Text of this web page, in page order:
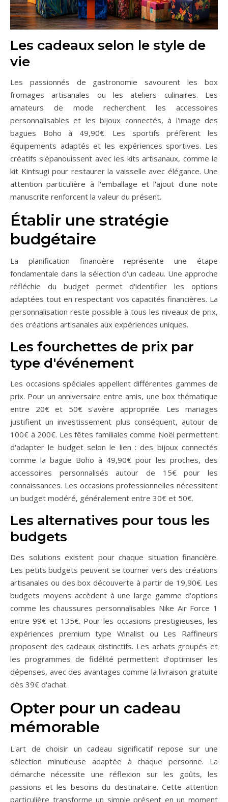
Les cadeaux selon le style de
vie
Les passionnés de gastronomie savourent les box
fromages artisanales ou les ateliers culinaires. Les
amateurs de mode recherchent les accessoires
personnalisables et les bijoux connectés, à l'image des
bagues Boho à 49,90€. Les sportifs préfèrent les
équipements adaptés et les expériences sportives. Les
créatifs s'épanouissent avec les kits artisanaux, comme le
kit Kintsugi pour restaurer la vaisselle avec élégance. Une
attention particulière à l'emballage et l'ajout d'une note
manuscrite renforcent la valeur du présent.
Établir une stratégie
budgétaire
La planification financière représente une étape
fondamentale dans la sélection d'un cadeau. Une approche
réfléchie du budget permet d'identifier les options
adaptées tout en respectant vos capacités financières. La
personnalisation reste possible à tous les niveaux de prix,
des créations artisanales aux expériences uniques.
Les fourchettes de prix par
type d'événement
Les occasions spéciales appellent différentes gammes de
prix. Pour un anniversaire entre amis, une box thématique
entre 20€ et 50€ s'avère appropriée. Les mariages
justifient un investissement plus conséquent, autour de
100€ à 200€. Les fêtes familiales comme Noël permettent
d'adapter le budget selon le lien : des bijoux connectés
comme la bague Boho à 49,90€ pour les proches, des
accessoires personnalisés autour de 15€ pour les
connaissances. Les occasions professionnelles nécessitent
un budget modéré, généralement entre 30€ et 50€.
Les alternatives pour tous les
budgets
Des solutions existent pour chaque situation financière.
Les petits budgets peuvent se tourner vers des créations
artisanales ou des box découverte à partir de 19,90€. Les
budgets moyens accèdent à une large gamme d'options
comme les chaussures personnalisables Nike Air Force 1
entre 99€ et 135€. Pour les occasions prestigieuses, les
expériences premium type Winalist ou Les Raffineurs
proposent des cadeaux distinctifs. Les achats groupés et
les programmes de fidélité permettent d'optimiser les
dépenses, avec des avantages comme la livraison gratuite
dès 39€ d'achat.
Opter pour un cadeau
mémorable
L'art de choisir un cadeau significatif repose sur une
sélection minutieuse adaptée à chaque personne. La
démarche nécessite une réflexion sur les goûts, les
passions et les besoins du destinataire. Cette attention
particulière transforme un simple présent en un moment